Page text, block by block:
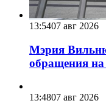
13:5407 авг 2026
Мэрия
обращения на
13:4807 авг 2026